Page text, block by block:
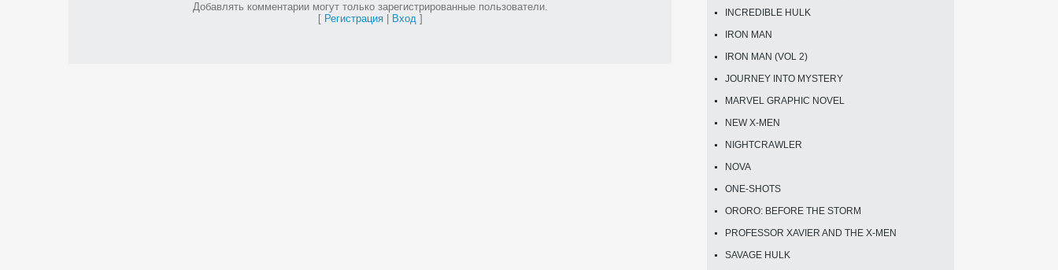
Добавлять комментарии могут только зарегистрированные пользователи.
[ Регистрация| Вход]
INCREDIBLE HULK
IRON MAN
IRON MAN (VOL 2)
JOURNEY INTO MYSTERY
MARVEL GRAPHIC NOVEL
NEW X-MEN
NIGHTCRAWLER
NOVA
ONE-SHOTS
ORORO: BEFORE THE STORM
PROFESSOR XAVIER AND THE X-MEN
SAVAGE HULK